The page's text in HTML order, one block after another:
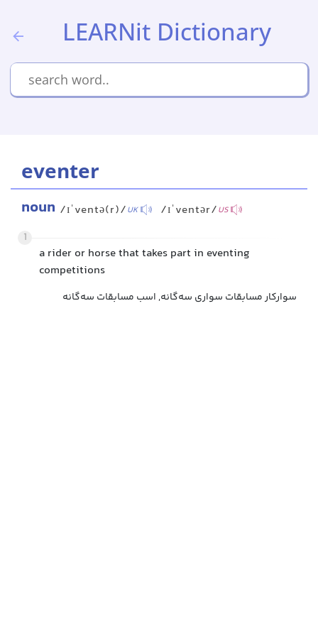
LEARNit Dictionary
eventer
noun /ɪˈventə(r)/UK /ɪˈventər/US
1
a rider or horse that takes part in eventing
competitions
سوارکار مسابقات سواری سه‌گانه, اسب مسابقات سه‌گانه